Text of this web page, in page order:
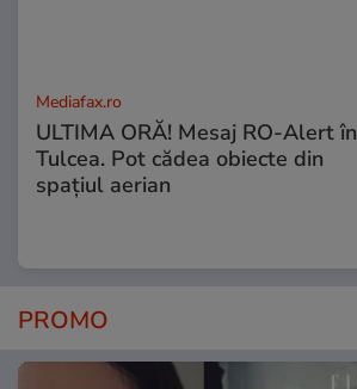
Mediafax.ro
ULTIMA ORĂ! Mesaj RO-Alert în
Tulcea. Pot cădea obiecte din
spațiul aerian
PROMO